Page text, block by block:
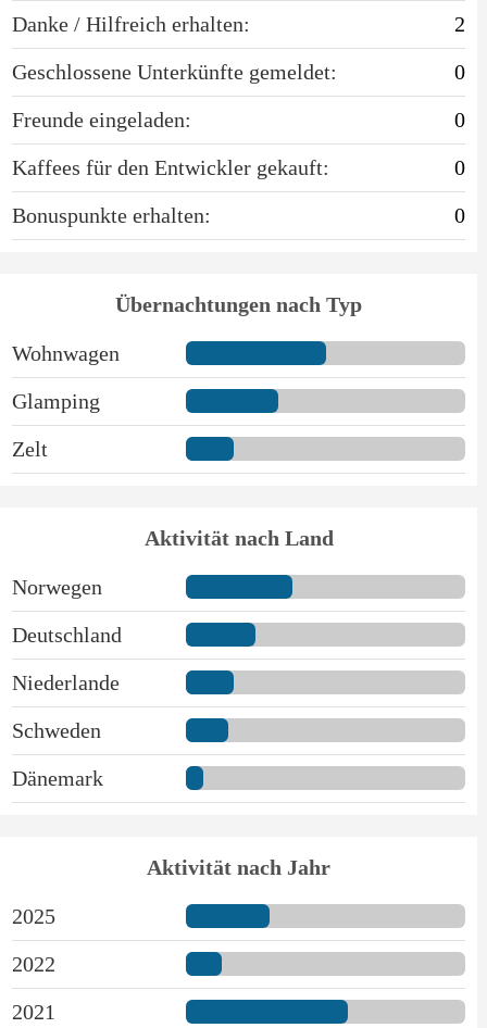
Danke / Hilfreich erhalten:
2
Geschlossene Unterkünfte gemeldet:
0
Freunde eingeladen:
0
Kaffees für den Entwickler gekauft:
0
Bonuspunkte erhalten:
0
Übernachtungen nach Typ
Wohnwagen
Glamping
Zelt
Aktivität nach Land
Norwegen
Deutschland
Niederlande
Schweden
Dänemark
Aktivität nach Jahr
2025
2022
2021